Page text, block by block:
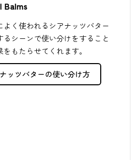
Balms
よく使われるシアナッツバター
るシーンで使い分けをすること
もたらせてくれます。
ッツバターの使い分け方